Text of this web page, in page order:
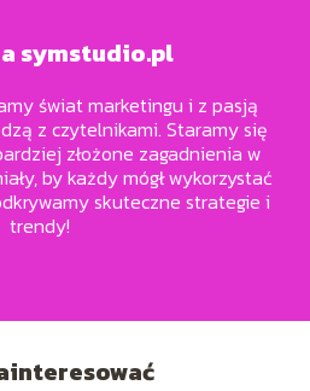
symstudio.pl
świat marketingu i z pasją
z czytelnikami. Staramy się
złożone zagadnienia w
by każdy mógł wykorzystać
skuteczne strategie i
trendy!